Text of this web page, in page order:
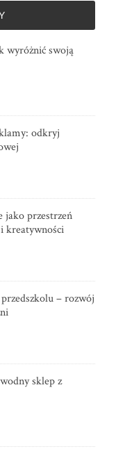
wyróżnić swoją
odkryj
jako przestrzeń
kreatywności
– rozwój
sklep z